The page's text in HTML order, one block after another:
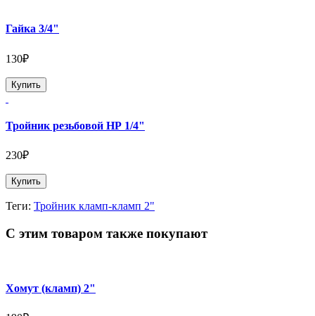
Гайка 3/4"
130₽
Купить
Тройник резьбовой НР 1/4"
230₽
Купить
Теги: Тройник кламп-кламп 2"
С этим товаром также покупают
Хомут (кламп) 2"